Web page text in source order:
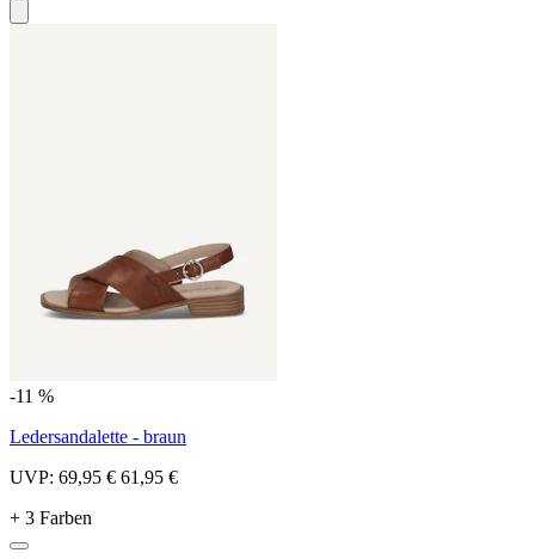
-11 %
Ledersandalette - braun
UVP: 69,95 € 61,95 €
+ 3 Farben